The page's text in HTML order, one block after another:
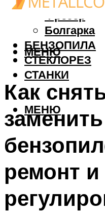
Фрезер
Болгарка
БЕНЗОПИЛА
СТЕКЛОРЕЗ
СТАНКИ
МЕНЮ
МЕНЮ
Как
ремонт и